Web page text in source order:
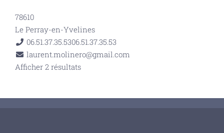
78610
Le Perray-en-Yvelines
06.51.37.35.5306.51.37.35.53
laurent.molinero@gmail.com
Afficher 2 résultats